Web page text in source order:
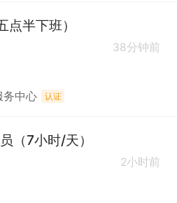
半下班）
38分钟前
务中心 认证
（7小时/天）
2小时前